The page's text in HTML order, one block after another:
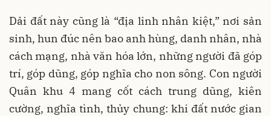
Dải đất này cũng là “địa linh nhân kiệt,” nơi sản
sinh, hun đúc nên bao anh hùng, danh nhân, nhà
cách mạng, nhà văn hóa lớn, những người đã góp
trí, góp dũng, góp nghĩa cho non sông. Con người
Quân khu 4 mang cốt cách trung dũng, kiên
cường, nghĩa tình, thủy chung: khi đất nước gian